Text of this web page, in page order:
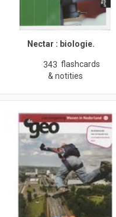
Nectar : biologie.
343 flashcards
& notities